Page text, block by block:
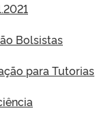
Bolsistas
para Tutorias